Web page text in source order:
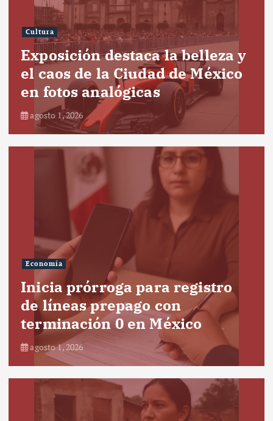
Cultura
Exposición destaca la belleza y
el caos de la Ciudad de México
en fotos analógicas
agosto 1, 2026
Economía
Inicia prórroga para registro
de líneas prepago con
terminación 0 en México
agosto 1, 2026